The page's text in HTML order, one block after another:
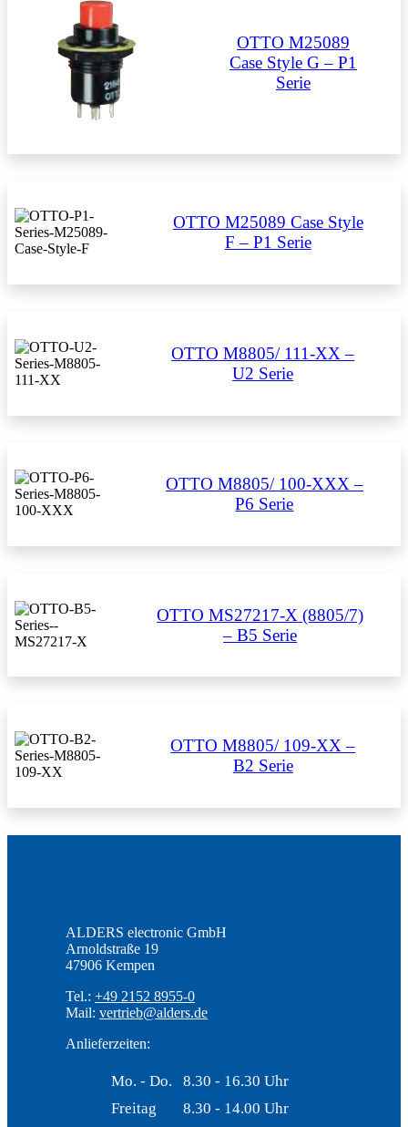
OTTO M25089
Case Style G – P1
Serie
OTTO M25089 Case Style
F – P1 Serie
OTTO M8805/ 111-XX –
U2 Serie
OTTO M8805/ 100-XXX –
P6 Serie
OTTO MS27217-X (8805/7)
– B5 Serie
OTTO M8805/ 109-XX –
B2 Serie
ALDERS electronic GmbH
Arnoldstraße 19
47906 Kempen
Tel.: +49 2152 8955-0
Mail: vertrieb@alders.de
Anlieferzeiten:
Mo. - Do.
8.30 - 16.30 Uhr
Freitag
8.30 - 14.00 Uhr